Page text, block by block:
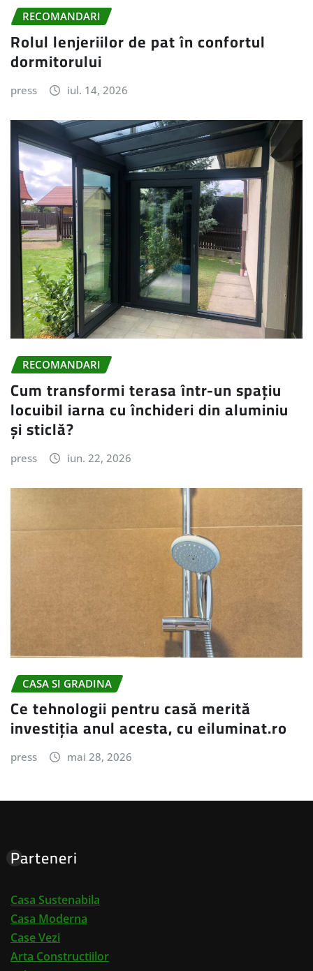
RECOMANDARI
Rolul lenjeriilor de pat în confortul
dormitorului
press iul. 14, 2026
RECOMANDARI
Cum transformi terasa într-un spațiu
locuibil iarna cu închideri din aluminiu
și sticlă?
press iun. 22, 2026
CASA SI GRADINA
Ce tehnologii pentru casă merită
investiția anul acesta, cu eiluminat.ro
press mai 28, 2026
Parteneri
Casa Sustenabila
Casa Moderna
Case Vezi
Arta Constructiilor